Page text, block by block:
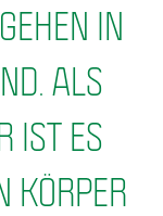
IN
ALS
IST ES
KÖRPER